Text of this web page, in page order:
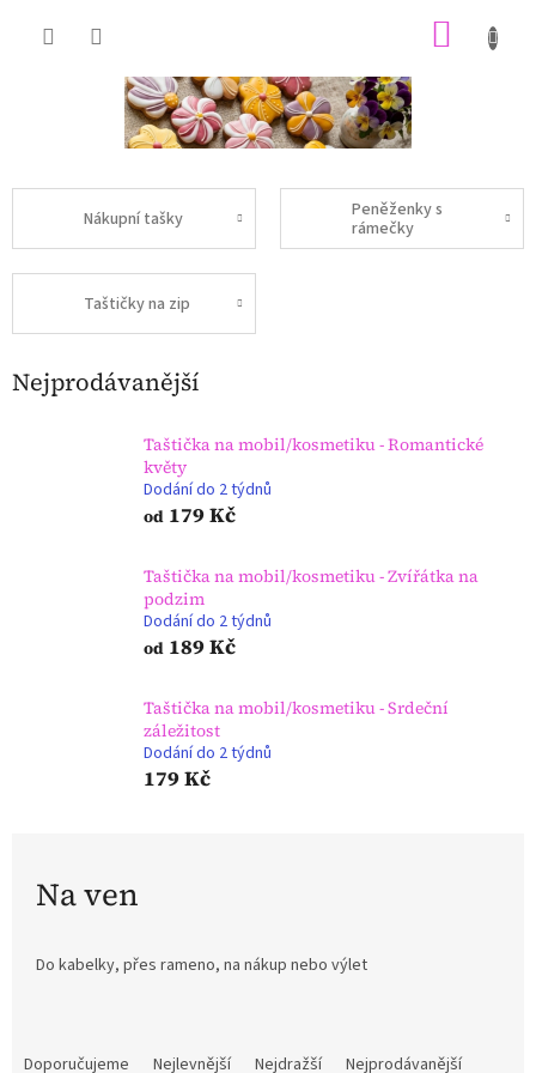
Nákupní tašky
Peněženky s
rámečky
Taštičky na zip
Nejprodávanější
Taštička na mobil/kosmetiku - Romantické
květy
Dodání do 2 týdnů
od 179 Kč
Taštička na mobil/kosmetiku - Zvířátka na
podzim
Dodání do 2 týdnů
od 189 Kč
Taštička na mobil/kosmetiku - Srdeční
záležitost
Dodání do 2 týdnů
179 Kč
Na ven
Do kabelky, přes rameno, na nákup nebo výlet
Doporučujeme Nejlevnější Nejdražší
Nejprodávanější